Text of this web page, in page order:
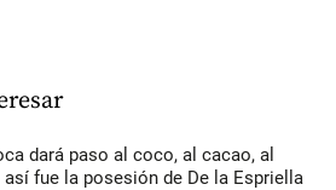
dará paso al coco, al cacao, al
así fue la posesión de De la Espriella